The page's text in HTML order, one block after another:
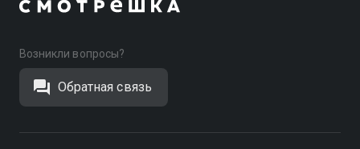
Возникли вопросы?
Обратная связь